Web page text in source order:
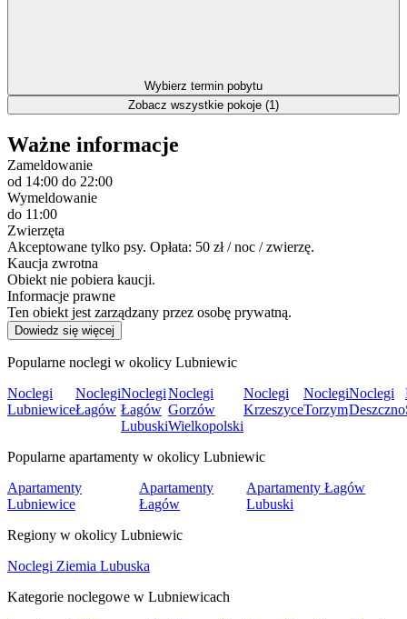
Wybierz termin pobytu
Zobacz wszystkie pokoje (1)
Ważne informacje
Zameldowanie
od 14:00 do 22:00
Wymeldowanie
do 11:00
Zwierzęta
Akceptowane tylko psy. Opłata: 50 zł / noc / zwierzę.
Kaucja zwrotna
Obiekt nie pobiera kaucji.
Informacje prawne
Ten obiekt jest zarządzany przez osobę prywatną.
Dowiedz się więcej
Popularne noclegi w okolicy Lubniewic
Noclegi
Lubniewice
Noclegi
Łagów
Noclegi
Łagów
Lubuski
Noclegi
Gorzów
Wielkopolski
Noclegi
Krzeszyce
Noclegi
Torzym
Noclegi
Deszczno
Popularne apartamenty w okolicy Lubniewic
Apartamenty
Lubniewice
Apartamenty
Łagów
Apartamenty Łagów
Lubuski
Regiony w okolicy Lubniewic
Noclegi Ziemia Lubuska
Kategorie noclegowe w Lubniewicach